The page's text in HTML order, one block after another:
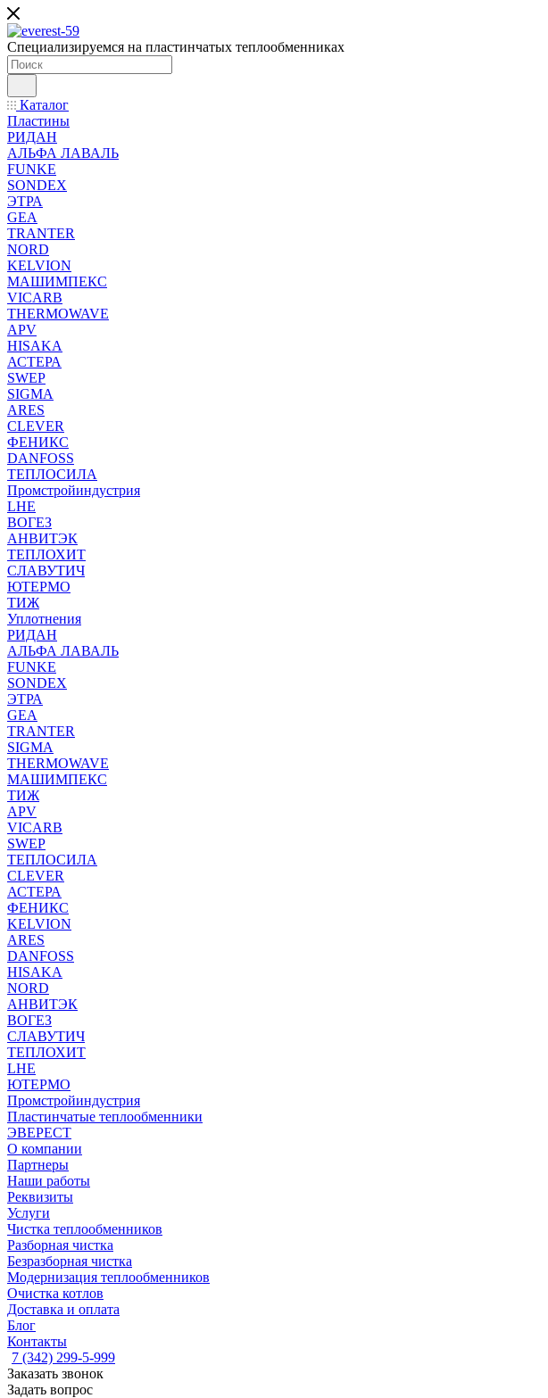
Специализируемся на пластинчатых теплообменниках
Каталог
Пластины
РИДАН
АЛЬФА ЛАВАЛЬ
FUNKE
SONDEX
ЭТРА
GEA
TRANTER
NORD
KELVION
МАШИМПЕКС
VICARB
THERMOWAVE
APV
HISAKA
АСТЕРА
SWEP
SIGMA
ARES
CLEVER
ФЕНИКС
DANFOSS
ТЕПЛОСИЛА
Промстройиндустрия
LHE
ВОГЕЗ
АНВИТЭК
ТЕПЛОХИТ
СЛАВУТИЧ
ЮТЕРМО
ТИЖ
Уплотнения
РИДАН
АЛЬФА ЛАВАЛЬ
FUNKE
SONDEX
ЭТРА
GEA
TRANTER
SIGMA
THERMOWAVE
МАШИМПЕКС
ТИЖ
APV
VICARB
SWEP
ТЕПЛОСИЛА
CLEVER
АСТЕРА
ФЕНИКС
KELVION
ARES
DANFOSS
HISAKA
NORD
АНВИТЭК
ВОГЕЗ
СЛАВУТИЧ
ТЕПЛОХИТ
LHE
ЮТЕРМО
Промстройиндустрия
Пластинчатые теплообменники
ЭВЕРЕСТ
О компании
Партнеры
Наши работы
Реквизиты
Услуги
Чистка теплообменников
Разборная чистка
Безразборная чистка
Модернизация теплообменников
Очистка котлов
Доставка и оплата
Блог
Контакты
7 (342) 299-5-999
Заказать звонок
Задать вопрос